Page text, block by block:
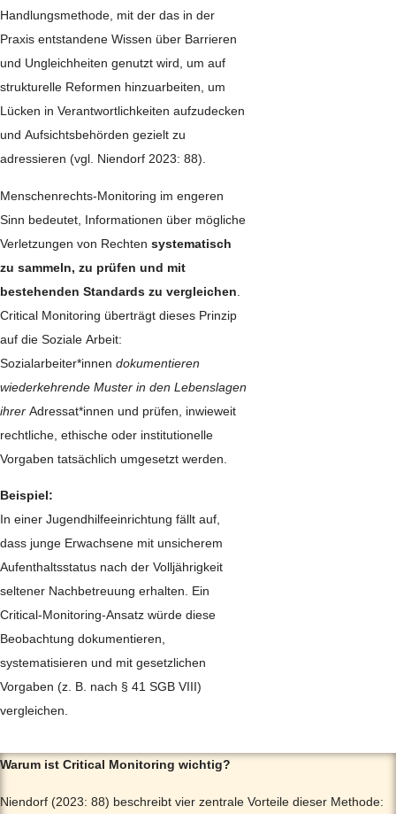
Handlungsmethode, mit der das in der
Praxis entstandene Wissen über Barrieren
und Ungleichheiten genutzt wird, um auf
strukturelle Reformen hinzuarbeiten, um
Lücken in Verantwortlichkeiten aufzudecken
und Aufsichtsbehörden gezielt zu
adressieren (vgl. Niendorf 2023: 88).
Menschenrechts-Monitoring im engeren
Sinn bedeutet, Informationen über mögliche
Verletzungen von Rechten systematisch
zu sammeln, zu prüfen und mit
bestehenden Standards zu vergleichen
Critical Monitoring überträgt dieses Prinzip
auf die Soziale Arbeit:
Sozialarbeiter*innen dokumentieren
wiederkehrende Muster in den Lebenslagen
ihrer Adressat*innen und prüfen, inwieweit
rechtliche, ethische oder institutionelle
Vorgaben tatsächlich umgesetzt werden.
Beispiel:
In einer Jugendhilfeeinrichtung fällt auf,
dass junge Erwachsene mit unsicherem
Aufenthaltsstatus nach der Volljährigkeit
seltener Nachbetreuung erhalten. Ein
Critical-Monitoring-Ansatz würde diese
Beobachtung dokumentieren,
systematisieren und mit gesetzlichen
Vorgaben (z. B. nach § 41 SGB VIII)
vergleichen.
Warum ist Critical Monitoring wichtig?
Niendorf (2023: 88) beschreibt vier zentrale Vorteile dieser Methode: